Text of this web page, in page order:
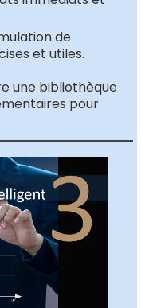
de
et utiles.
une bibliothèque
pour